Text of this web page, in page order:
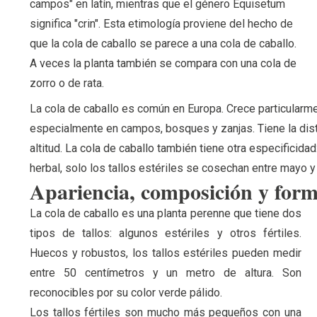
campos" en latín, mientras que el género Equisetum
significa "crin". Esta etimología proviene del hecho de
que la cola de caballo se parece a una cola de caballo.
A veces la planta también se compara con una cola de
zorro o de rata.
La cola de caballo es común en Europa. Crece
especialmente en campos, bosques y zanjas. Tiene la
altitud. La cola de caballo también tiene otra
herbal, solo los tallos estériles se cosechan entre mayo
Apariencia, composición y
La cola de caballo es una planta perenne que tiene dos
tipos de tallos: algunos estériles y otros fértiles.
Huecos y robustos, los tallos estériles pueden medir
entre 50 centímetros y un metro de altura. Son
reconocibles por su color verde pálido.
Los tallos fértiles son mucho más pequeños con una